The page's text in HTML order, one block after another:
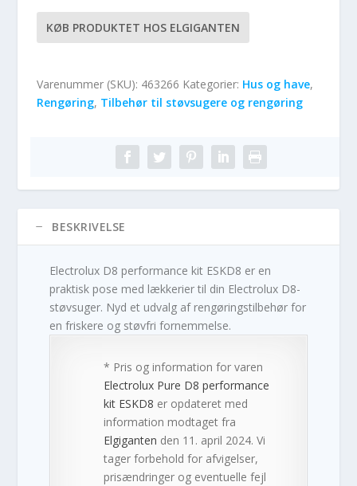
KØB PRODUKTET HOS ELGIGANTEN
Varenummer (SKU): 463266 Kategorier: Hus og have,
Rengøring, Tilbehør til støvsugere og rengøring
BESKRIVELSE
Electrolux D8 performance kit ESKD8 er en
praktisk pose med lækkerier til din Electrolux D8-
støvsuger. Nyd et udvalg af rengøringstilbehør for
en friskere og støvfri fornemmelse.
* Pris og information for varen
Electrolux Pure D8 performance
kit ESKD8 er opdateret med
information modtaget fra
Elgiganten den 11. april 2024. Vi
tager forbehold for afvigelser,
prisændringer og eventuelle fejl